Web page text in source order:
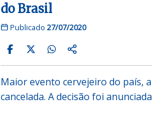
do Brasil
Publicado 27/07/2020
Maior evento cervejeiro do país,
cancelada. A decisão foi